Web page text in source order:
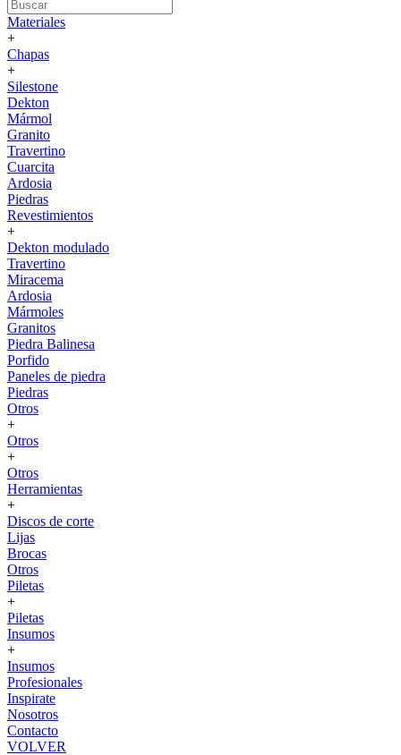
Materiales
+
Chapas
+
Silestone
Dekton
Mármol
Granito
Travertino
Cuarcita
Ardosia
Piedras
Revestimientos
+
Dekton modulado
Travertino
Miracema
Ardosia
Mármoles
Granitos
Piedra Balinesa
Porfido
Paneles de piedra
Piedras
Otros
+
Otros
+
Otros
Herramientas
+
Discos de corte
Lijas
Brocas
Otros
Piletas
+
Piletas
Insumos
+
Insumos
Profesionales
Inspirate
Nosotros
Contacto
VOLVER